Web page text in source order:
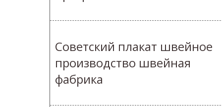
Советский плакат швейное
производство швейная
фабрика